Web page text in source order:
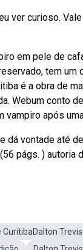
ver curioso.
em pele de
tem
é a obra de
Webum conto
vampiro após
dá vontade até
págs. ) autoria
CuritibaDalton